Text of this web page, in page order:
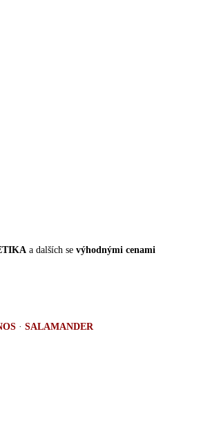
a dalších se výhodnými cenami
· SALAMANDER